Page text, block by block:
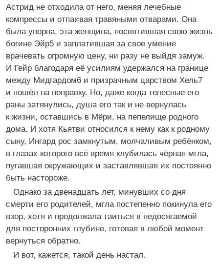
Астрид не отходила от него, меняя лечебные
компрессы и отпаивая травяными отварами. Она
была упорна, эта женщина, посвятившая свою жизнь
богине Эйр5 и заплатившая за свое умение
врачевать огромную цену, ни разу не выйдя замуж.
И Гейр благодаря её усилиям удержался на границе
между Мидгардом6 и призрачным царством Хель7
и пошёл на поправку. Но, даже когда телесные его
раны затянулись, душа его так и не вернулась
к жизни, оставшись в Мёри, на пепелище родного
дома. И хотя Кьятви относился к нему как к родному
сыну, Ингард рос замкнутым, молчаливым ребёнком,
в глазах которого всё время клубилась чёрная мгла,
пугавшая окружающих и заставлявшая их постоянно
быть настороже.
Однако за двенадцать лет, минувших со дня
смерти его родителей, мгла постепенно покинула его
взор, хотя и продолжала таиться в недосягаемой
для посторонних глубине, готовая в любой момент
вернуться обратно.
И вот, кажется, такой день настал.